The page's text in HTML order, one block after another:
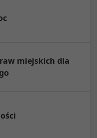
miejskich dla